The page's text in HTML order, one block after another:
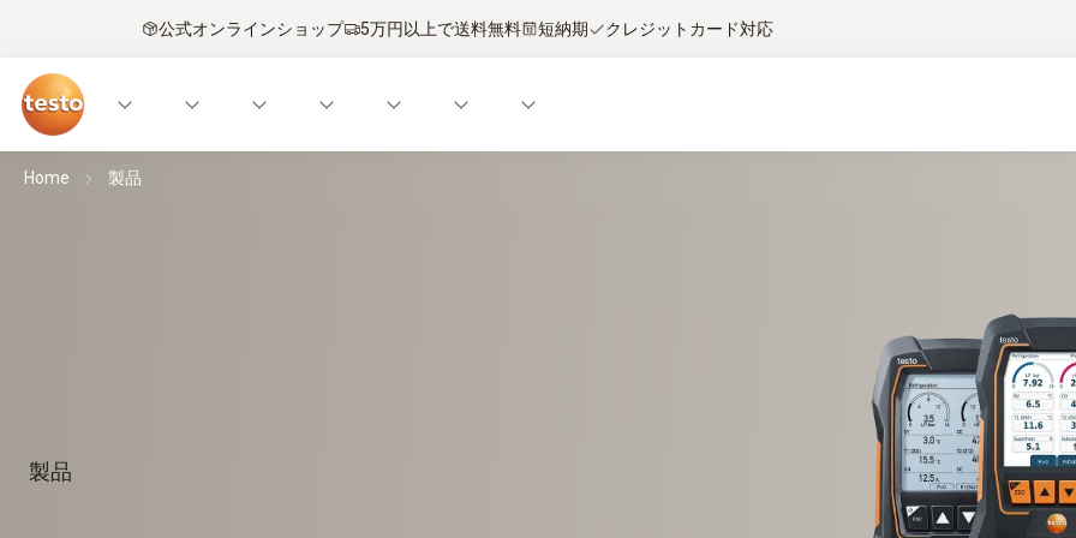
公式オンラインショップ 5万円以上で送料無料 短納期 クレジットカード対応
Home 製品
製品